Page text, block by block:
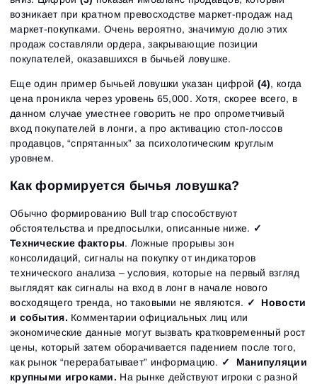
возникает при кратном превосходстве маркет-продаж над
маркет-покупками. Очень вероятно, значимую долю этих
продаж составляли ордера, закрывающие позиции
покупателей, оказавшихся в бычьей ловушке.
Еще один пример бычьей ловушки указан цифрой (4), когда
цена проникла через уровень 65,000. Хотя, скорее всего, в
данном случае уместнее говорить не про опрометчивый
вход покупателей в лонги, а про активацию стоп-лоссов
продавцов, “спрятанных” за психологическим круглым
уровнем.
Как формируется бычья ловушка?
Обычно формированию Bull trap способствуют
обстоятельства и предпосылки, описанные ниже. ✓
Технические факторы. Ложные прорывы зон
консолидаций, сигналы на покупку от индикаторов
технического анализа – условия, которые на первый взгляд
выглядят как сигналы на вход в лонг в начале нового
восходящего тренда, но таковыми не являются. ✓ Новости
и события. Комментарии официальных лиц или
экономические данные могут вызвать кратковременный рост
цены, который затем оборачивается падением после того,
как рынок “перерабатывает” информацию. ✓ Манипуляции
крупными игроками. На рынке действуют игроки с разной